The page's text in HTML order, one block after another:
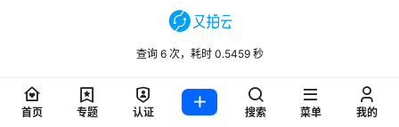
查询 6 次，耗时 0.5459 秒
首页 专题 认证 搜索 菜单 我的